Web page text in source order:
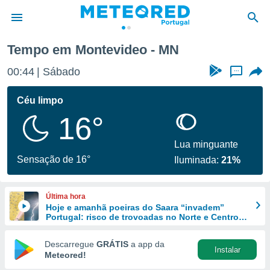
da
foi
fornecidas
a este
das
e
forma
digital
Tempo em Montevideo - MN
00:44 Sábado ...
Céu limpo
16°
Sensação de 16°
Lua minguante
Iluminada:21%
Última hora
Hoje e amanhã poeiras do Saara “invadem”
Portugal: risco de trovoadas no Norte e Centro
Descarregue GRÁTIS a app da
Meteored!
Instalar